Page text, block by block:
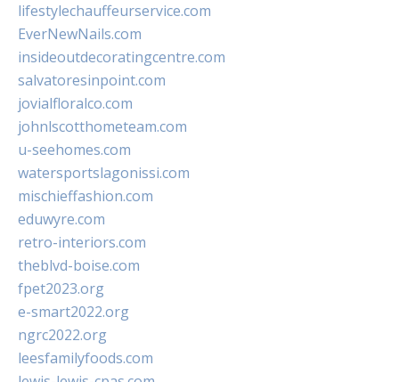
lifestylechauffeurservice.com
EverNewNails.com
insideoutdecoratingcentre.com
salvatoresinpoint.com
jovialfloralco.com
johnlscotthometeam.com
u-seehomes.com
watersportslagonissi.com
mischieffashion.com
eduwyre.com
retro-interiors.com
theblvd-boise.com
fpet2023.org
e-smart2022.org
ngrc2022.org
leesfamilyfoods.com